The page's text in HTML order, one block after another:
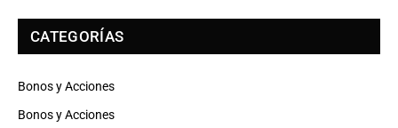
CATEGORÍAS
Bonos y Acciones
Bonos y Acciones